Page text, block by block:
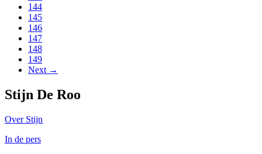
144
145
146
147
148
149
Next →
Stijn De Roo
Over Stijn
In de pers